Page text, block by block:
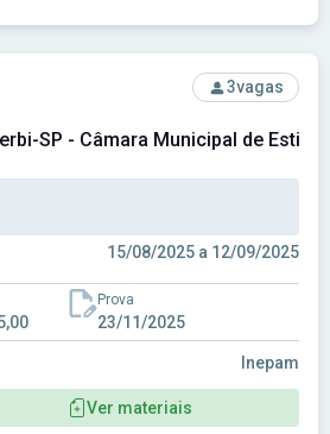
de Estiva Gerbi-SP - Câmara
3vagas
SP - Câmara Municipal de Estiva
15/08/2025 a 12/09/2025
Prova
23/11/2025
Inepam
Ver materiais